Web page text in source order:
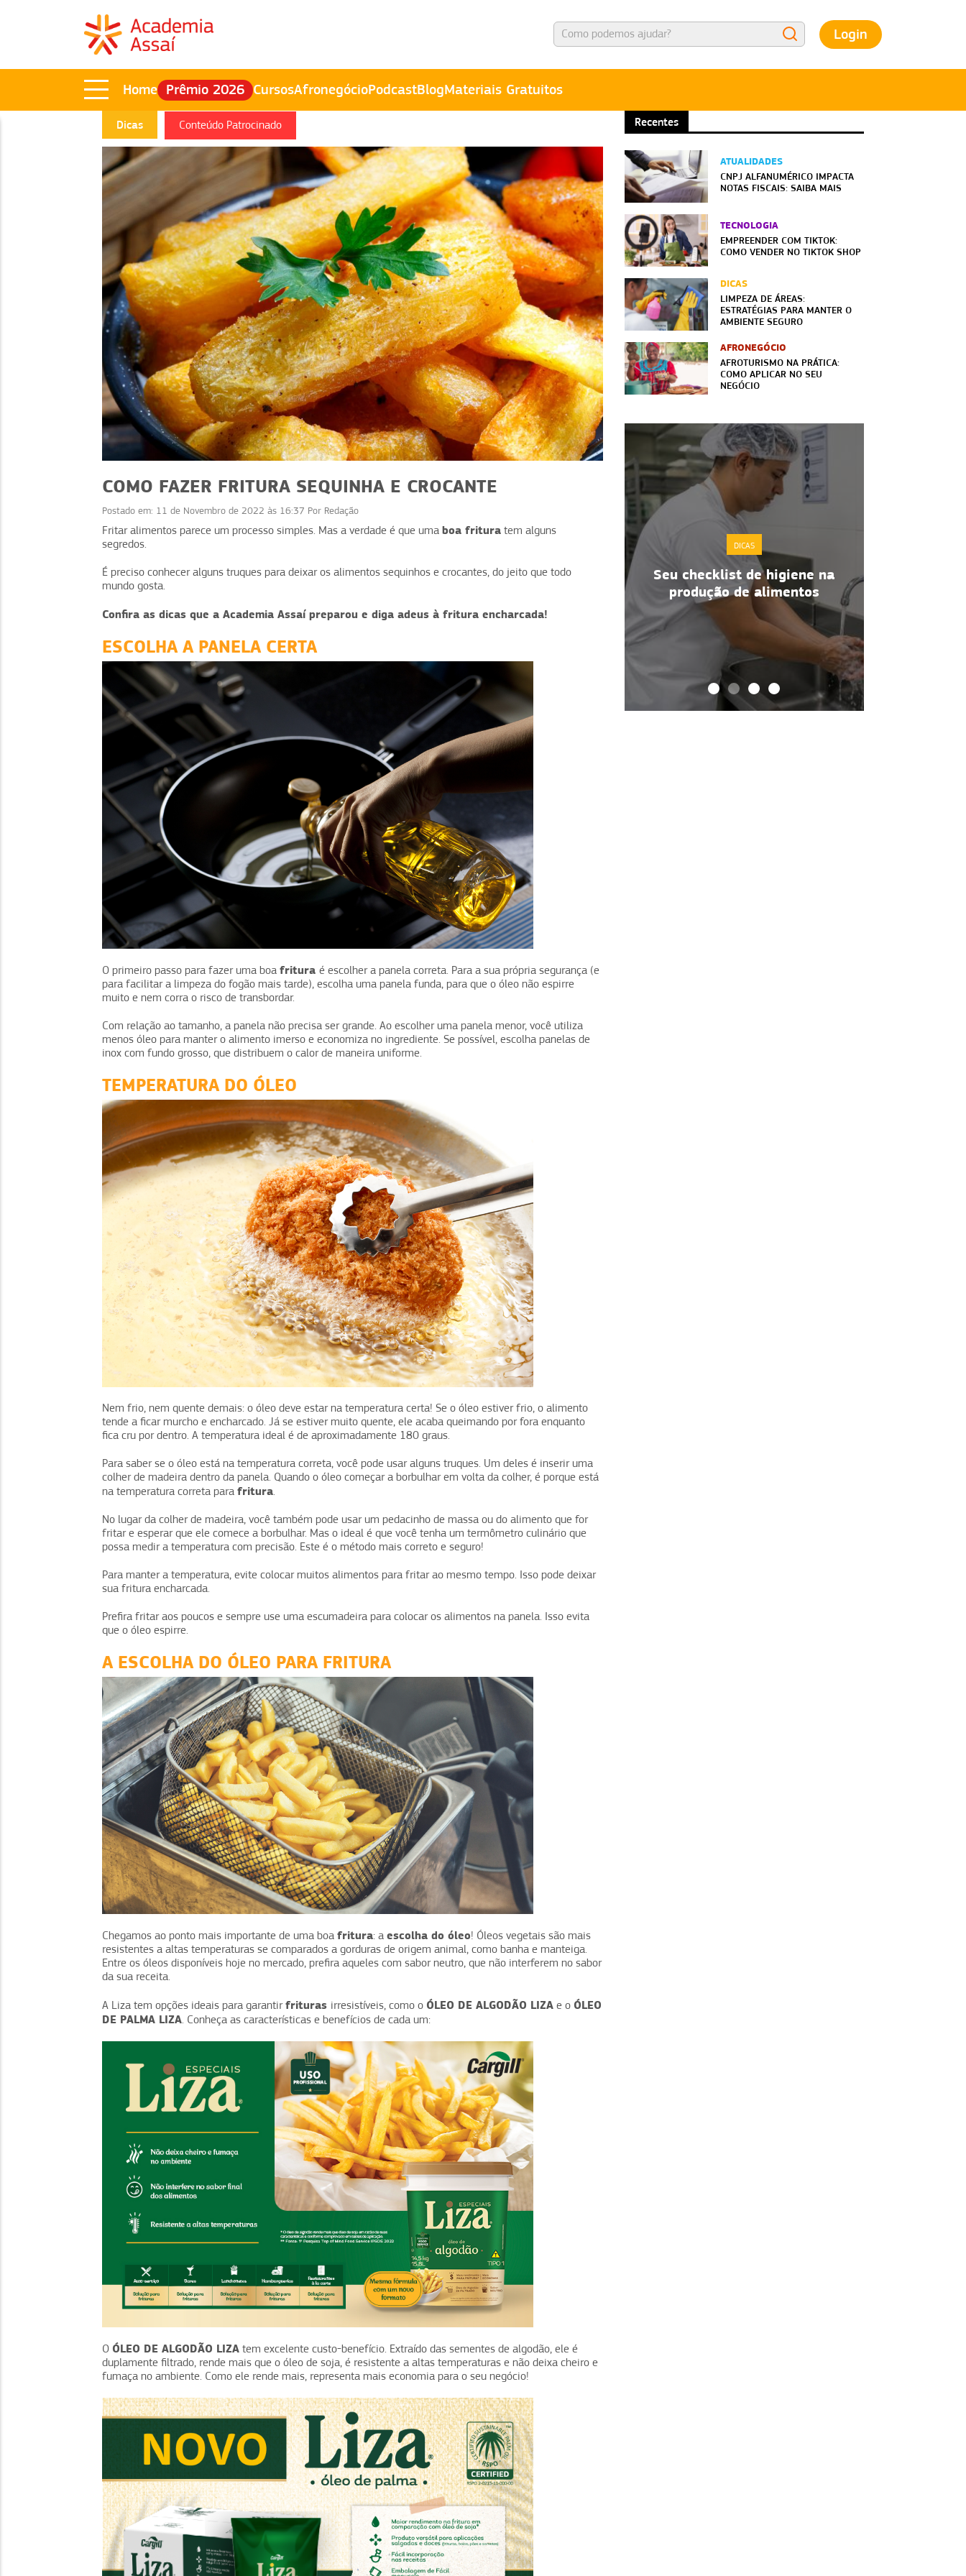
Login
Home Prêmio 2026 CursosAfronegócioPodcastBlogMateriais Gratuitos
Dicas Conteúdo Patrocinado
COMO FAZER FRITURA SEQUINHA E CROCANTE
Postado em: 11 de Novembro de 2022 às 16:37 Por Redação
Fritar alimentos parece um processo simples. Mas a verdade é que uma boa fritura tem alguns
segredos.
É preciso conhecer alguns truques para deixar os alimentos sequinhos e crocantes, do jeito que todo
mundo gosta.
Confira as dicas que a Academia Assaí preparou e diga adeus à fritura encharcada!
ESCOLHA A PANELA CERTA
O primeiro passo para fazer uma boa fritura é escolher a panela correta. Para a sua própria segurança (e
para facilitar a limpeza do fogão mais tarde), escolha uma panela funda, para que o óleo não espirre
muito e nem corra o risco de transbordar.
Com relação ao tamanho, a panela não precisa ser grande. Ao escolher uma panela menor, você utiliza
menos óleo para manter o alimento imerso e economiza no ingrediente. Se possível, escolha panelas de
inox com fundo grosso, que distribuem o calor de maneira uniforme.
TEMPERATURA DO ÓLEO
Nem frio, nem quente demais: o óleo deve estar na temperatura certa! Se o óleo estiver frio, o alimento
tende a ficar murcho e encharcado. Já se estiver muito quente, ele acaba queimando por fora enquanto
fica cru por dentro. A temperatura ideal é de aproximadamente 180 graus.
Para saber se o óleo está na temperatura correta, você pode usar alguns truques. Um deles é inserir uma
colher de madeira dentro da panela. Quando o óleo começar a borbulhar em volta da colher, é porque está
na temperatura correta para fritura.
No lugar da colher de madeira, você também pode usar um pedacinho de massa ou do alimento que for
fritar e esperar que ele comece a borbulhar. Mas o ideal é que você tenha um termômetro culinário que
possa medir a temperatura com precisão. Este é o método mais correto e seguro!
Para manter a temperatura, evite colocar muitos alimentos para fritar ao mesmo tempo. Isso pode deixar
sua fritura encharcada.
Prefira fritar aos poucos e sempre use uma escumadeira para colocar os alimentos na panela. Isso evita
que o óleo espirre.
A ESCOLHA DO ÓLEO PARA FRITURA
Chegamos ao ponto mais importante de uma boa fritura: a escolha do óleo! Óleos vegetais são mais
resistentes a altas temperaturas se comparados a gorduras de origem animal, como banha e manteiga.
Entre os óleos disponíveis hoje no mercado, prefira aqueles com sabor neutro, que não interferem no sabor
da sua receita.
A Liza tem opções ideais para garantirfrituras irresistíveis, como o ÓLEO DE ALGODÃO LIZA e o ÓLEO
DE PALMA LIZA. Conheça as características e benefícios de cada um:
O ÓLEO DE ALGODÃO LIZA tem excelente custo-benefício. Extraído das sementes de algodão, ele é
duplamente filtrado, rende mais que o óleo de soja, é resistente a altas temperaturas e não deixa cheiro e
fumaça no ambiente. Como ele rende mais, representa mais economia para o seu negócio!
Recentes
ATUALIDADES
CNPJ ALFANUMÉRICO IMPACTA
NOTAS FISCAIS: SAIBA MAIS
TECNOLOGIA
EMPREENDER COM TIKTOK:
COMO VENDER NO TIKTOK SHOP
DICAS
LIMPEZA DE ÁREAS:
ESTRATÉGIAS PARA MANTER O
AMBIENTE SEGURO
AFRONEGÓCIO
AFROTURISMO NA PRÁTICA:
COMO APLICAR NO SEU
NEGÓCIO
churrasco
DICAS
Limpeza de áreas: estratégias
para manter o ambiente
Seu checklist de higiene na
DICAS
Boas práticas de manipulação
de alimentos no dia a dia